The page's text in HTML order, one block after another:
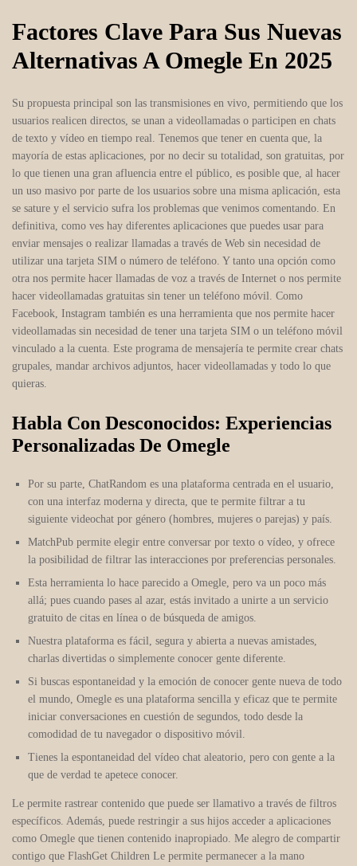
Factores Clave Para Sus Nuevas
Alternativas A Omegle En 2025
Su propuesta principal son las transmisiones en vivo, permitiendo que los
usuarios realicen directos, se unan a videollamadas o participen en chats
de texto y vídeo en tiempo real. Tenemos que tener en cuenta que, la
mayoría de estas aplicaciones, por no decir su totalidad, son gratuitas, por
lo que tienen una gran afluencia entre el público, es posible que, al hacer
un uso masivo por parte de los usuarios sobre una misma aplicación, esta
se sature y el servicio sufra los problemas que venimos comentando. En
definitiva, como ves hay diferentes aplicaciones que puedes usar para
enviar mensajes o realizar llamadas a través de Web sin necesidad de
utilizar una tarjeta SIM o número de teléfono. Y tanto una opción como
otra nos permite hacer llamadas de voz a través de Internet o nos permite
hacer videollamadas gratuitas sin tener un teléfono móvil. Como
Facebook, Instagram también es una herramienta que nos permite hacer
videollamadas sin necesidad de tener una tarjeta SIM o un teléfono móvil
vinculado a la cuenta. Este programa de mensajería te permite crear chats
grupales, mandar archivos adjuntos, hacer videollamadas y todo lo que
quieras.
Habla Con Desconocidos: Experiencias
Personalizadas De Omegle
Por su parte, ChatRandom es una plataforma centrada en el usuario,
con una interfaz moderna y directa, que te permite filtrar a tu
siguiente videochat por género (hombres, mujeres o parejas) y país.
MatchPub permite elegir entre conversar por texto o vídeo, y ofrece
la posibilidad de filtrar las interacciones por preferencias personales.
Esta herramienta lo hace parecido a Omegle, pero va un poco más
allá; pues cuando pases al azar, estás invitado a unirte a un servicio
gratuito de citas en línea o de búsqueda de amigos.
Nuestra plataforma es fácil, segura y abierta a nuevas amistades,
charlas divertidas o simplemente conocer gente diferente.
Si buscas espontaneidad y la emoción de conocer gente nueva de todo
el mundo, Omegle es una plataforma sencilla y eficaz que te permite
iniciar conversaciones en cuestión de segundos, todo desde la
comodidad de tu navegador o dispositivo móvil.
Tienes la espontaneidad del vídeo chat aleatorio, pero con gente a la
que de verdad te apetece conocer.
Le permite rastrear contenido que puede ser llamativo a través de filtros
específicos. Además, puede restringir a sus hijos acceder a aplicaciones
como Omegle que tienen contenido inapropiado. Me alegro de compartir
contigo que FlashGet Children Le permite permanecer a la mano